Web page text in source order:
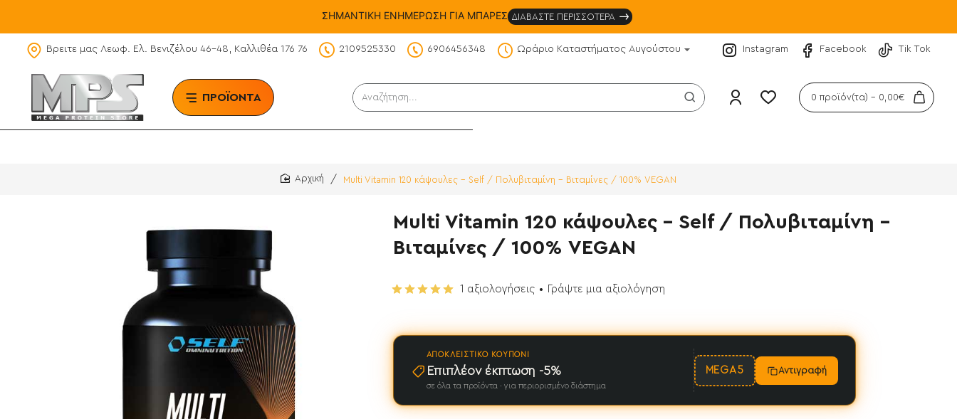
ΣΗΜΑΝΤΙΚΗ ΕΝΗΜΕΡΩΣΗ ΓΙΑ ΜΠΑΡΕΣ ΔΙΑΒΑΣΤΕ ΠΕΡΙΣΣΟΤΕΡΑ
Βρειτε μας Λεωφ. Ελ. Βενιζέλου 46-48, Καλλιθέα 176 76 2109525330 6906456348 Ωράριο Καταστήματος Αυγούστου Instagram Facebook Tik Tok
ΠΡΟΪΟΝΤΑ Αναζήτηση... 0 προϊόν(τα) - 0,00€
Multi Vitamin 120 κάψουλες - Self / Πολυβιταμίνη - Βιταμίνες / 100% VEGAN
Multi Vitamin 120 κάψουλες - Self / Πολυβιταμίνη -
Βιταμίνες / 100% VEGAN
ΑΠΟΚΛΕΙΣΤΙΚΌ ΚΟΥΠΌΝΙ
Επιπλέον έκπτωση -5%
σε όλα τα προϊόντα · για περιορισμένο διάστημα
MEGA5 Αντιγραφή
1 αξιολογήσεις • Γράψτε μια αξιολόγηση